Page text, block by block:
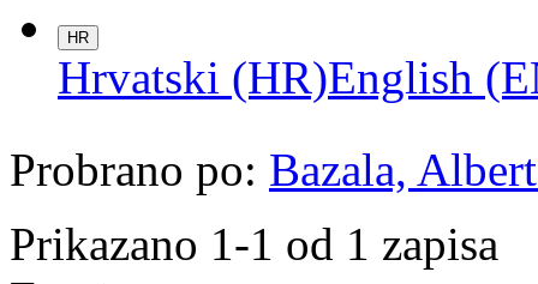
HR
Hrvatski (HR)English
Probrano po: Bazala,
Prikazano 1-1 od 1 zapisa